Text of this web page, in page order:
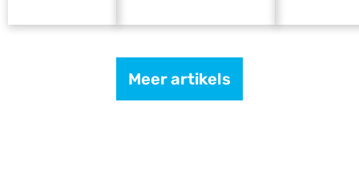
Meer artikels